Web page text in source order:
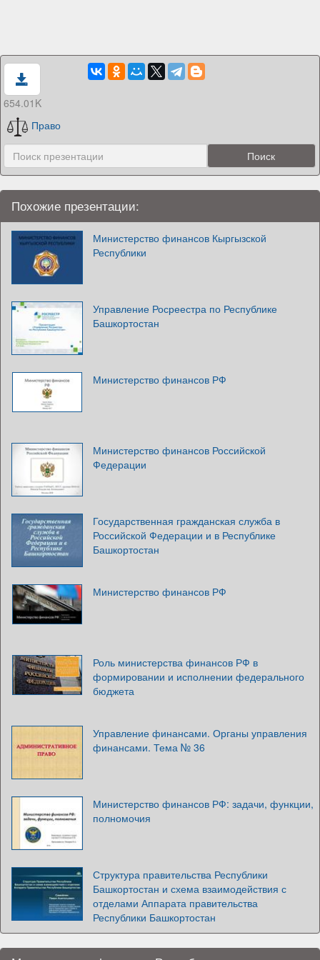
654.01K
Право
Похожие презентации:
Министерство финансов Кыргызской
Республики
Управление Росреестра по Республике
Башкортостан
Министерство финансов РФ
Министерство финансов Российской
Федерации
Государственная гражданская служба в
Российской Федерации и в Республике
Башкортостан
Министерство финансов РФ
Роль министерства финансов РФ в
формировании и исполнении федерального
бюджета
Управление финансами. Органы управления
финансами. Тема № 36
Министерство финансов РФ: задачи, функции,
полномочия
Структура правительства Республики
Башкортостан и схема взаимодействия с
отделами Аппарата правительства
Республики Башкортостан